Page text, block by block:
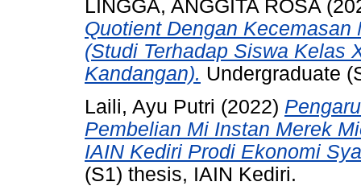
LINGGA, ANGGITA ROSA
Quotient Dengan
(Studi Terhadap Siswa Kelas
Kandangan). Undergraduate
Laili, Ayu Putri (2022)
Pembelian Mi Instan Merek
IAIN Kediri Prodi Ekonomi
(S1) thesis, IAIN Kediri.